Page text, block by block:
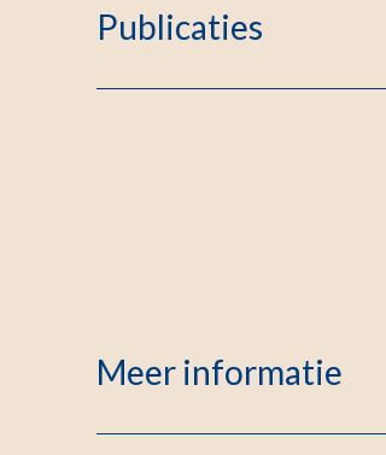
Publicaties
Meer informatie